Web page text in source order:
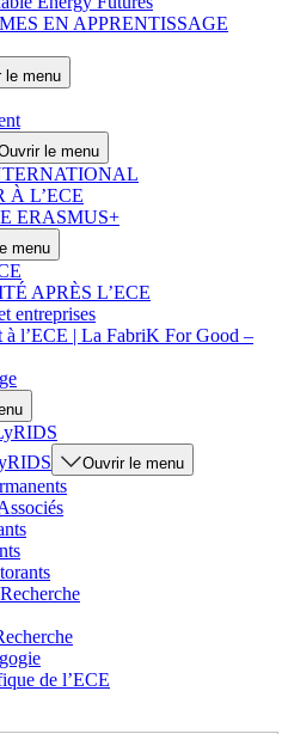
EN APPRENTISSAGE
le menu
le menu
À L’ECE
ERASMUS+
menu
APRÈS L’ECE
entreprises
à l’ECE | La FabriK For Good –
Ouvrir le menu
de l’ECE